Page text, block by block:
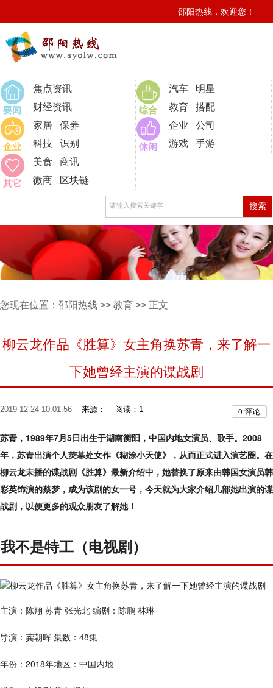
邵阳热线，欢迎您！
要闻
焦点资讯
财经资讯
综合
汽车
明星
教育
搭配
企业
家居
保养
科技
识别 休闲
企业
公司
游戏
手游
其它
美食
商讯
微商
区块链
您现在位置： 邵阳热线 >> 教育 >> 正文
柳云龙作品《胜算》女主角换苏青，来了解一
下她曾经主演的谍战剧
2019-12-24 10:01:56 来源： 阅读：1 0 评论
苏青，1989年7月5日出生于湖南衡阳，中国内地女演员、歌手。2008
年，苏青出演个人荧幕处女作《糊涂小天使》，从而正式进入演艺圈。在
柳云龙未播的谍战剧《胜算》最新介绍中，她替换了原来由韩国女演员韩
彩英饰演的蔡梦，成为该剧的女一号，今天就为大家介绍几部她出演的谍
战剧，以便更多的观众朋友了解她！
我不是特工（电视剧）
主演：陈翔 苏青 张光北 编剧：陈鹏 林琳
导演：龚朝晖 集数：48集
年份：2018年地区：中国内地